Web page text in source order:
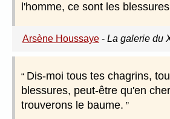
l'homme, ce sont les
Arsène Houssaye - La galerie du
Dis-moi tous tes chagrins,
blessures, peut-être qu'en
trouverons le baume.